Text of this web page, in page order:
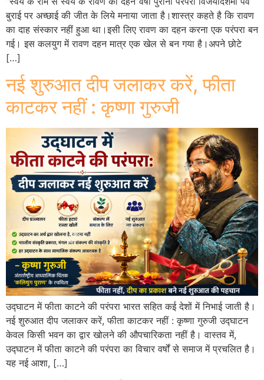
बुराई पर अच्छाई की जीत के लिये मनाया जाता है।शास्त्र कहते है कि रावण
का दाह संस्कार नहीं हुआ था।इसी लिए रावण का दहन करना एक परंपरा बन
गई। इस कलयुग में रावण दहन मात्र एक खेल से बन गया है।अपने छोटे
[…]
नई शुरुआत दीप जलाकर करें, फीता
काटकर नहीं : कृष्णा गुरुजी
उद्घाटन में फीता काटने की परंपरा भारत सहित कई देशों में निभाई जाती है।
नई शुरुआत दीप जलाकर करें, फीता काटकर नहीं : कृष्णा गुरुजी उद्घाटन
केवल किसी भवन का द्वार खोलने की औपचारिकता नहीं है। वास्तव में,
उद्घाटन में फीता काटने की परंपरा का विचार वर्षों से समाज में प्रचलित है।
यह नई आशा, […]